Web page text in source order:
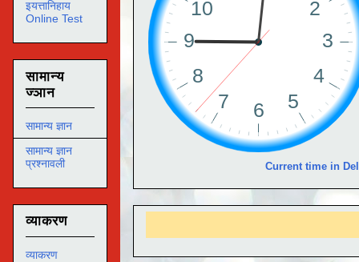
Current time in
इयत्तानिहाय
Online Test
सामान्य
ज्ञान
सामान्य ज्ञान
सामान्य ज्ञान
प्रश्नावली
व्याकरण
व्याकरण